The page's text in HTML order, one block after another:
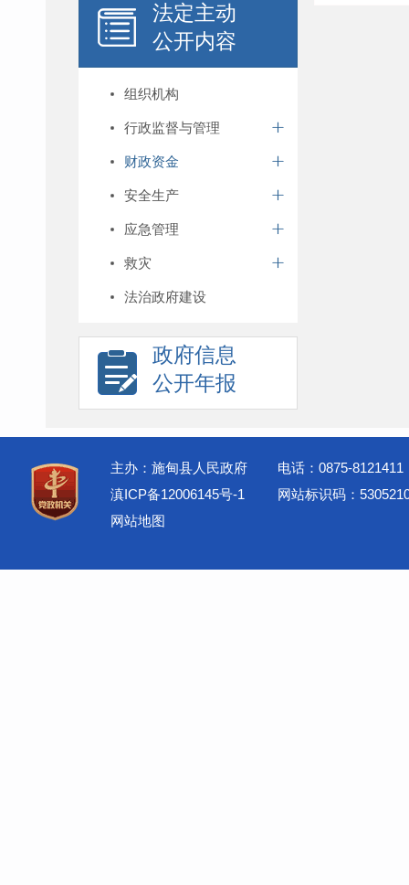
法定主动
公开内容
组织机构
行政监督与管理
财政资金
安全生产
应急管理
救灾
法治政府建设
政府信息
公开年报
主办：施甸县人民政府
电话：0875-8121411
滇ICP备12006145号-1
网站标识码：
网站地图